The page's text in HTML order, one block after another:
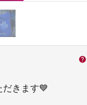
help
きます💙